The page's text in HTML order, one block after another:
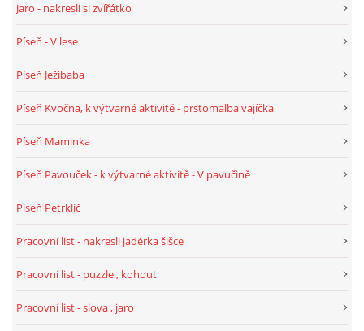
SVATÝ MARTIN
SVATÁ BARBORA 4.12.
MASOPUST
Jaro - nakresli si zvířátko
Píseň - V lese
Píseň Ježibaba
Píseň Kvočna, k výtvarné aktivitě - prstomalba vajíčka
Píseň Maminka
Píseň Pavouček - k výtvarné aktivitě - V pavučině
Píseň Petrklíč
Pracovní list - nakresli jadérka šišce
Pracovní list - puzzle , kohout
Pracovní list - slova , jaro